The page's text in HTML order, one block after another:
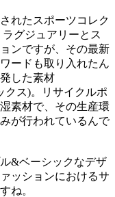
れたスポーツコレク
グジュアリーとス
ンですが、その最新
ードも取り入れたん
した素材
クス)。リサイクルポ
素材で、その生産環
が行われているんで
&ベーシックなデザ
ッションにおけるサ
ね。